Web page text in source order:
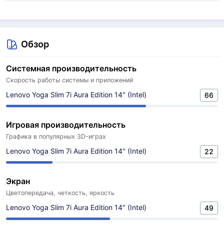
Обзор
Системная производительность
Скорость работы системы и приложений
Lenovo Yoga Slim 7i Aura Edition 14" (Intel) 66
Игровая производительность
Графика в популярных 3D-играх
Lenovo Yoga Slim 7i Aura Edition 14" (Intel) 22
Экран
Цветопередача, четкость, яркость
Lenovo Yoga Slim 7i Aura Edition 14" (Intel) 49